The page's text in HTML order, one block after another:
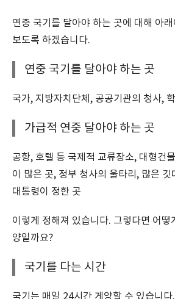
연중 국기를 달아야 하는 곳에 대해 아
보도록 하겠습니다.
연중 국기를 달아야 하는 곳
국가, 지방자치단체, 공공기관의 청사,
가급적 연중 달아야 하는 곳
공항, 호텔 등 국제적 교류장소, 대형건
이 많은 곳, 정부 청사의 울타리, 많은 깃
대통령이 정한 곳
이렇게 정해져 있습니다. 그렇다면 어떻
양일까요?
국기를 다는 시간
국기는 매일 24시간 게양할 수 있습니